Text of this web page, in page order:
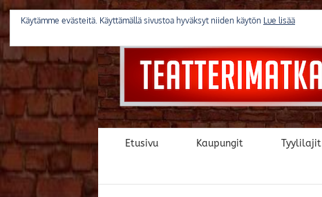
Skip
content
Etusivu Kaupungit Tyylilajit
Käytämme evästeitä. Käyttämällä sivustoa hyväksyt niiden käytön Lue lisää